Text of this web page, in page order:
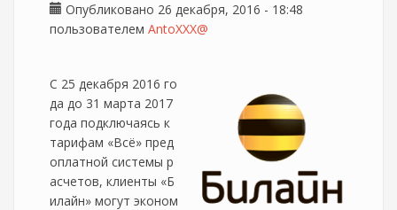
Опубликовано 26 декабря, 2016 - 18:48
пользователем AntoXXX@
С 25 декабря 2016 го
да до 31 марта 2017
года подключаясь к
тарифам «Всё» пред
оплатной системы р
асчетов, клиенты «Б
илайн» могут эконом